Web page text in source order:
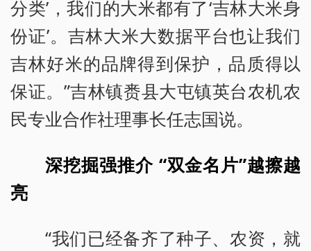
分类’，我们的大米都有了‘吉林大米身
份证’。吉林大米大数据平台也让我们
吉林好米的品牌得到保护，品质得以
保证。”吉林镇赉县大屯镇英台农机农
民专业合作社理事长任志国说。
深挖掘强推介 “双金名片”越擦越
亮
“我们已经备齐了种子、农资，就